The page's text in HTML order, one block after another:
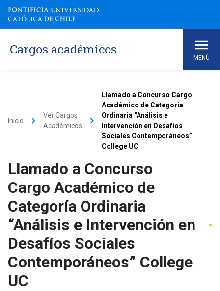
Cargos académicos
MENÚ
Inicio keyboard_arrow_right
Ver Cargos
Académicos
keyboard_arrow_right
Llamado a Concurso Cargo
Académico de Categoría
Ordinaria “Análisis e
Intervención en Desafíos
Sociales Contemporáneos”
College UC
Llamado a Concurso
Cargo Académico de
Categoría Ordinaria
“Análisis e Intervención en
Desafíos Sociales
Contemporáneos” College
UC